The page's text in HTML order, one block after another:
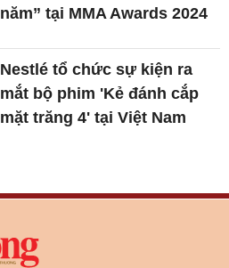
năm” tại MMA Awards 2024
Nestlé tổ chức sự kiện ra
mắt bộ phim 'Kẻ đánh cắp
mặt trăng 4' tại Việt Nam